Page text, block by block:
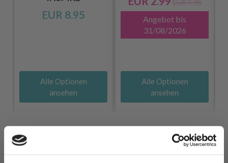
EUR 8.95
Alle Optionen
ansehen
EUR 5.95
Angebot bis
31/08/2026
Alle Optionen
ansehen
ANDERE HABEN SICH AUCH ANGESEHEN